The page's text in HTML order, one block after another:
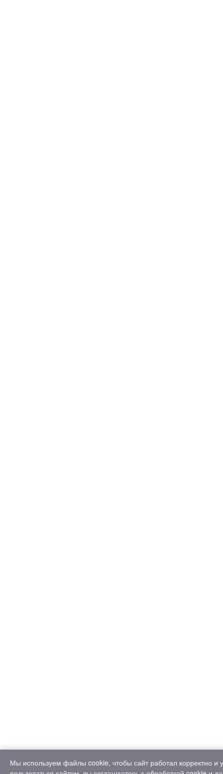
Мы используем файлы cookie, чтобы сайт работал корректно и